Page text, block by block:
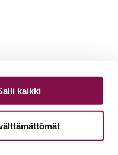
kaikki